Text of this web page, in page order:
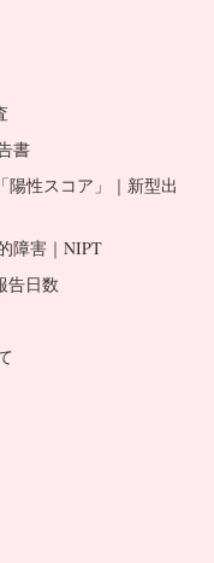
書
陽性スコア」｜新型出
障害｜NIPT
告日数